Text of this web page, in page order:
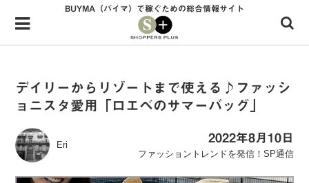
Menu
HOME
34歳独身OLバイマ実践記
無在庫で自由気ままに稼ぐ！バイマ実践記
BUYMA（バイマ）で稼ぐための総合情報サイト
デイリーからリゾートまで使える♪ファッシ
ョニスタ愛用「ロエベのサマーバッグ」
Eri
2022年8月10日
ファッショントレンドを発信！SP通信